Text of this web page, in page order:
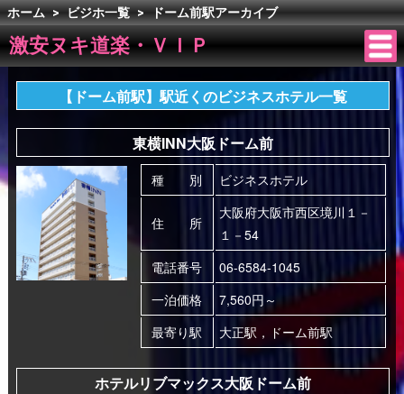
ホーム > ビジホ一覧 > ドーム前駅アーカイブ
激安ヌキ道楽・ＶＩＰ
【ドーム前駅】駅近くのビジネスホテル一覧
東横INN大阪ドーム前
種 別 ビジネスホテル
住 所
大阪府大阪市西区境川１－
１－54
電話番号
06-6584-1045
一泊価格
7,560円～
最寄り駅
大正駅，ドーム前駅
ホテルリブマックス大阪ドーム前